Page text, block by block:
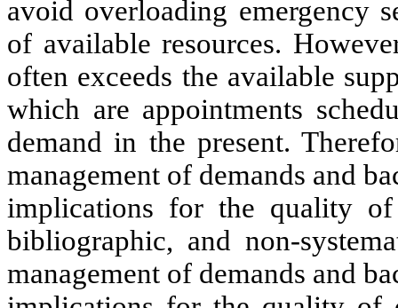
avoid overloading emergency
of available resources.
often exceeds the available
which are appointments
demand in the present.
management of demands and
implications for the quality
bibliographic, and non-
management of demands and